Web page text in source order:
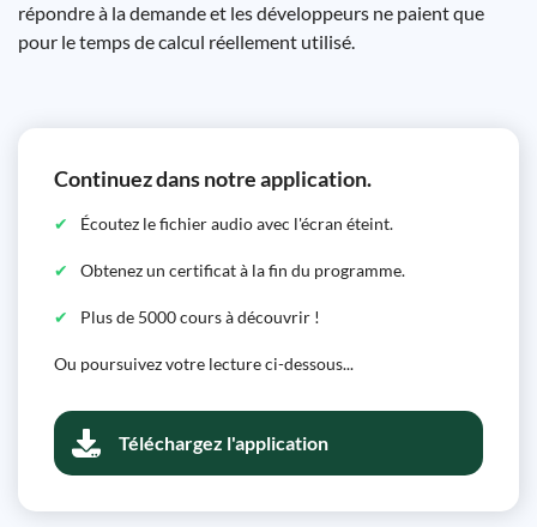
répondre à la demande et les développeurs ne paient que
pour le temps de calcul réellement utilisé.
Continuez dans notre application.
Écoutez le fichier audio avec l'écran éteint.
Obtenez un certificat à la fin du programme.
Plus de 5000 cours à découvrir !
Ou poursuivez votre lecture ci-dessous...
Téléchargez l'application